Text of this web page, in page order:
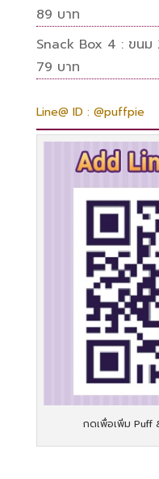
89 บาท
Snack Box 4 : ขนม
79 บาท
Line@ ID : @puffpie
กดเพื่อเพิ่ม Puff